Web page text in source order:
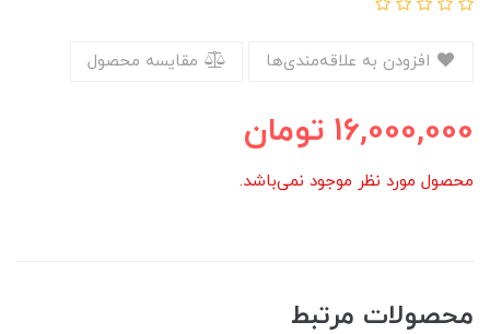
مقایسه محصول
16,000,000 تومان
محصول مورد نظر موجود نمی‌باشد.
محصولات مرتبط